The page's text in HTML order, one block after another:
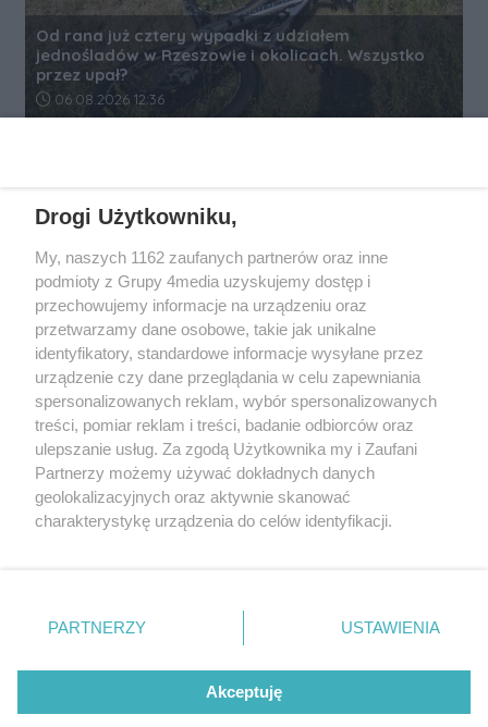
Od rana już cztery wypadki z udziałem
jednośladów w Rzeszowie i okolicach. Wszystko
przez upał?
Data dodania artykułu:
06.08.2026 12:36
Wydawcąrzeszow-info.pljest:
FUNDACJA MEDIÓW NIEZALEŻNYCH LIBERTAS
ul. Kopernika 10, 35-002 Rzeszów
e-mail:redakcja@rzeszow-info.pl
Zasady dodawania i publikacji komentarzy
Drogi Użytkowniku,
My, naszych 1162 zaufanych partnerów oraz inne
podmioty z Grupy 4media uzyskujemy dostęp i
przechowujemy informacje na urządzeniu oraz
przetwarzamy dane osobowe, takie jak unikalne
identyfikatory, standardowe informacje wysyłane przez
urządzenie czy dane przeglądania w celu zapewniania
spersonalizowanych reklam, wybór spersonalizowanych
treści, pomiar reklam i treści, badanie odbiorców oraz
ulepszanie usług. Za zgodą Użytkownika my i Zaufani
Partnerzy możemy używać dokładnych danych
geolokalizacyjnych oraz aktywnie skanować
charakterystykę urządzenia do celów identyfikacji.
zmienić/wycofać klikając przycisk ustawień prywatności
użytkownika, ale masz prawo sprzeciwić się takiemu
przetwarzaniu. Preferencje będą miały zastosowania tylko
PARTNERZY USTAWIENIA
Akceptuję